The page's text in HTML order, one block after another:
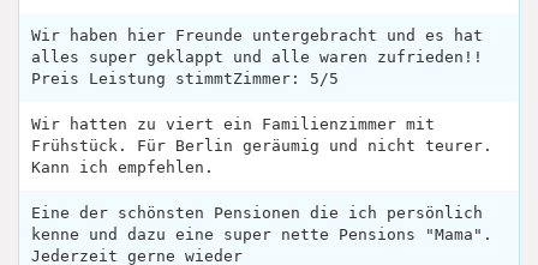
Wir haben hier Freunde untergebracht und es hat
alles super geklappt und alle waren zufrieden!!
Preis Leistung stimmtZimmer: 5/5
Wir hatten zu viert ein Familienzimmer mit
Frühstück. Für Berlin geräumig und nicht teurer.
Kann ich empfehlen.
Eine der schönsten Pensionen die ich persönlich
kenne und dazu eine super nette Pensions "Mama".
Jederzeit gerne wieder